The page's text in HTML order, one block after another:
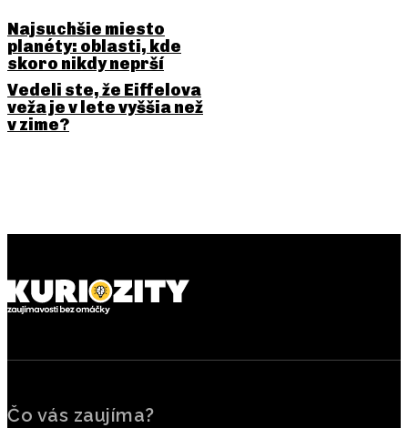
Najsuchšie miesto
planéty: oblasti, kde
skoro nikdy neprší
Vedeli ste, že Eiffelova
veža je v lete vyššia než
v zime?
Čo vás zaujíma?